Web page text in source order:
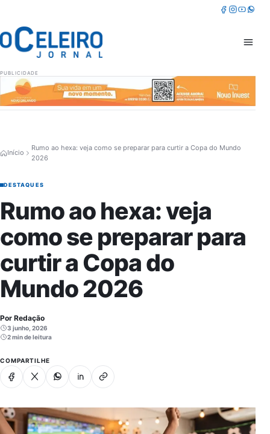
Facebook
Instagram
Youtube
PUBLICIDADE
Abrir
Início
Rumo ao hexa: veja como se preparar para curtir a Copa do Mundo
2026
DESTAQUES
Rumo ao hexa: veja
como se preparar para
curtir a Copa do
Mundo 2026
Por Redação
3 junho, 2026
2 min de leitura
COMPARTILHE
Facebook
X WhatsappLinkedinCopiar link